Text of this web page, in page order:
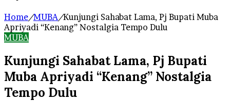
Home/MUBA/Kunjungi Sahabat Lama, Pj Bupati Muba
Apriyadi “Kenang” Nostalgia Tempo Dulu
MUBA
Kunjungi Sahabat Lama, Pj Bupati
Muba Apriyadi “Kenang” Nostalgia
Tempo Dulu